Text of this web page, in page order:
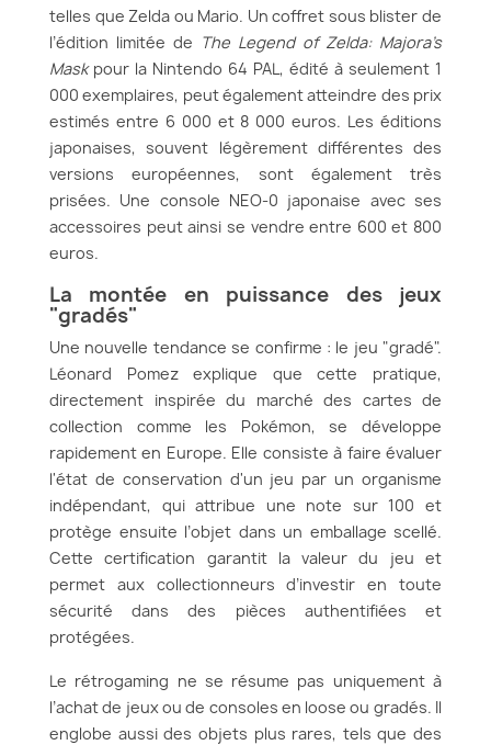
telles que Zelda ou Mario. Un coffret sous blister de
l’édition limitée de The Legend of Zelda: Majora’s
Maskpour la Nintendo 64 PAL, édité à seulement 1
000 exemplaires, peut également atteindre des prix
estimés entre 6 000 et 8 000 euros. Les éditions
japonaises, souvent légèrement différentes des
versions européennes, sont également très
prisées. Une console NEO-0 japonaise avec ses
accessoires peut ainsi se vendre entre 600 et 800
euros.
La montée en puissance des jeux
"gradés"
Une nouvelle tendance se confirme : le jeu "gradé".
Léonard Pomez explique que cette pratique,
directement inspirée du marché des cartes de
collection comme les Pokémon, se développe
rapidement en Europe. Elle consiste à faire évaluer
l'état de conservation d'un jeu par un organisme
indépendant, qui attribue une note sur 100 et
protège ensuite l’objet dans un emballage scellé.
Cette certification garantit la valeur du jeu et
permet aux collectionneurs d’investir en toute
sécurité dans des pièces authentifiées et
protégées.
Le rétrogaming ne se résume pas uniquement à
l’achat de jeux ou de consoles en loose ou gradés. Il
englobe aussi des objets plus rares, tels que des